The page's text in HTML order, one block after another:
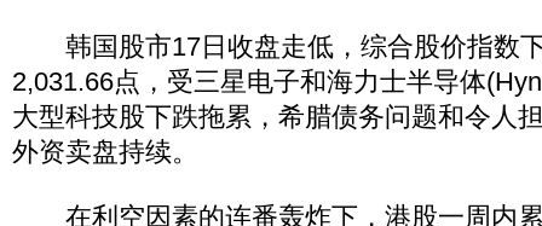
韩国股市17日收盘走低，综合股价指数
2,031.66点，受三星电子和海力士半导体
大型科技股下跌拖累，希腊债务问题和令人
外资卖盘持续。
在利空因素的连番轰炸下，港股一周内